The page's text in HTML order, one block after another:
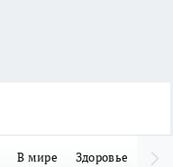
В мире Здоровье